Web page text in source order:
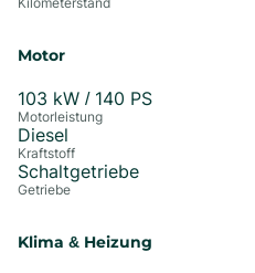
Motor
103 kW / 140 PS
Motorleistung
Diesel
Kraftstoff
Schaltgetriebe
Getriebe
Klima & Heizung